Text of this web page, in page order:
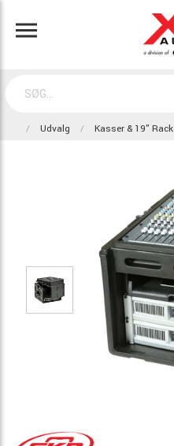
Udvalg Kasser & 19" Rack